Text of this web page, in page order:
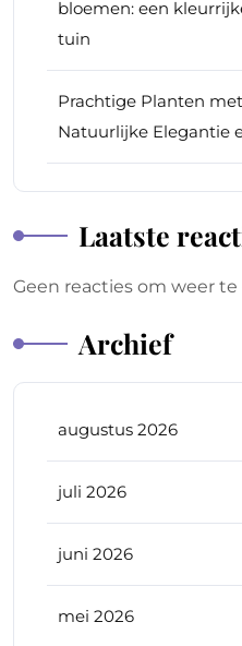
bloemen: een
tuin
Prachtige Planten
Natuurlijke Elegantie
Laatste
Geen reacties om weer te
Archief
augustus 2026
juli 2026
juni 2026
mei 2026